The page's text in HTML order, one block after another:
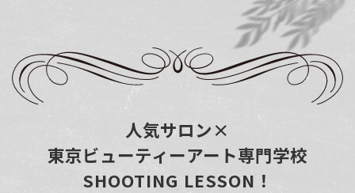
人気サロン×
東京ビューティーアート専門学校
SHOOTING LESSON！